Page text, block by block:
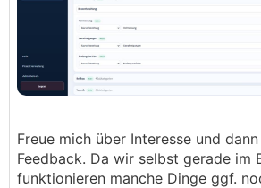
Freue mich über Interesse und
Feedback. Da wir selbst gerade im
funktionieren manche Dinge ggf.